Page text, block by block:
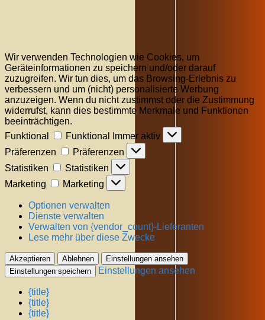
Wir verwenden Technologien wie Cookies, um
Geräteinformationen zu speichern und/oder darauf
zuzugreifen. Wir tun dies, um das Browsing-Erlebnis zu
verbessern und um (nicht) personalisierte Werbung
anzuzeigen. Wenn du nicht zustimmst oder die Zustimmung
widerrufst, kann dies bestimmte Merkmale und Funktionen
beeinträchtigen.
Funktional
Funktional
Immer aktiv
Präferenzen
Präferenzen
Statistiken
Statistiken
Marketing
Marketing
Optionen verwalten
Dienste verwalten
Verwalten von {vendor_count}-Lieferanten
Lese mehr über diese Zwecke
Akzeptieren Ablehnen
Einstellungen ansehen
Einstellungen speichern
Einstellungen ansehen
{title}
{title}
{title}